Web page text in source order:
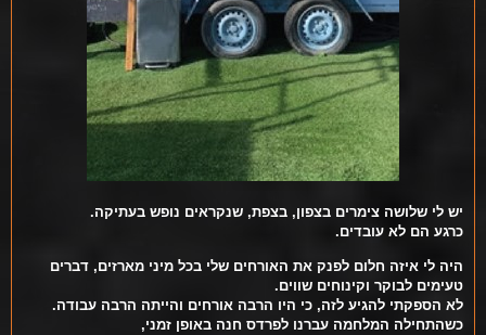
יש לי שלושה צימרים בצפון, בצפת, שנקראים נופש בעתיקה.
כרגע הם לא עובדים.
היה לי איזה חלום לפנק את האורחים שלי בכל מיני מארזים, דברים
טעימים לבוקר וקינוחים שווים.
לא הספקתי להגיע לזה, כי היו הרבה אורחים והייתה הרבה עבודה.
כשהתחילה המלחמה עברנו לפרדס חנה באופן זמני,